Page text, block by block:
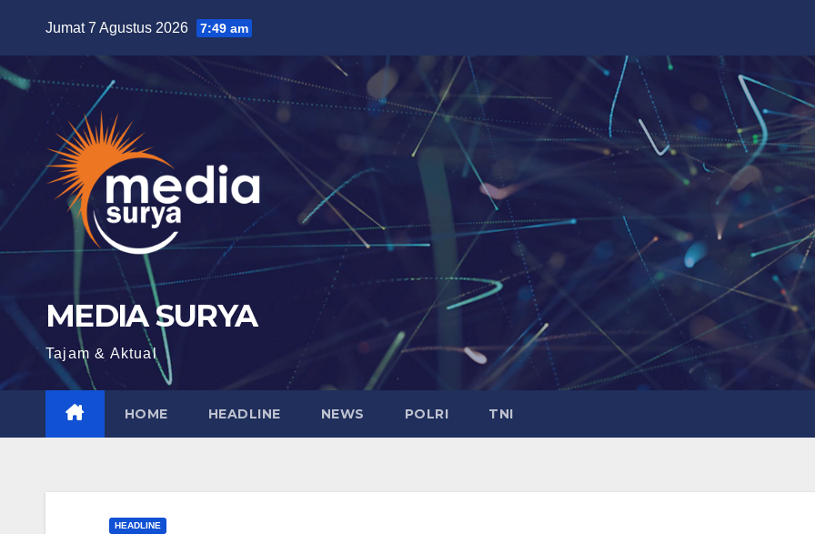
content
Jumat 7 Agustus 2026 7:49 am
MEDIA SURYA
Tajam & Aktual
HOME HEADLINE NEWS POLRI TNI
HEADLINE